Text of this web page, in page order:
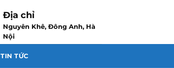
Địa chỉ
Nguyên Khê, Đông Anh, Hà
Nội
TIN TỨC